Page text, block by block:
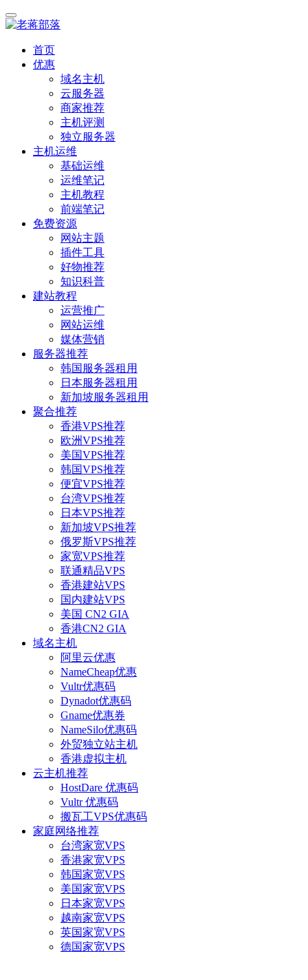
首页
优惠
域名主机
云服务器
商家推荐
主机评测
独立服务器
主机运维
基础运维
运维笔记
主机教程
前端笔记
免费资源
网站主题
插件工具
好物推荐
知识科普
建站教程
运营推广
网站运维
媒体营销
服务器推荐
韩国服务器租用
日本服务器租用
新加坡服务器租用
聚合推荐
香港VPS推荐
欧洲VPS推荐
美国VPS推荐
韩国VPS推荐
便宜VPS推荐
台湾VPS推荐
日本VPS推荐
新加坡VPS推荐
俄罗斯VPS推荐
家宽VPS推荐
联通精品VPS
香港建站VPS
国内建站VPS
美国 CN2 GIA
香港CN2 GIA
域名主机
阿里云优惠
NameCheap优惠
Vultr优惠码
Dynadot优惠码
Gname优惠券
NameSilo优惠码
外贸独立站主机
香港虚拟主机
云主机推荐
HostDare 优惠码
Vultr 优惠码
搬瓦工VPS优惠码
家庭网络推荐
台湾家宽VPS
香港家宽VPS
韩国家宽VPS
美国家宽VPS
日本家宽VPS
越南家宽VPS
英国家宽VPS
德国家宽VPS